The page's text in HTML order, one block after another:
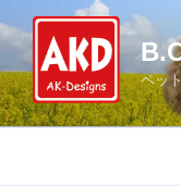
ン
ン
ツ
ペッ